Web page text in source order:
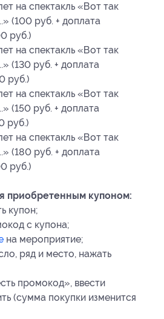
на спектакль «Вот так
(100 руб. + доплата
руб.)
на спектакль «Вот так
(130 руб. + доплата
руб.)
на спектакль «Вот так
(150 руб. + доплата
руб.)
на спектакль «Вот так
(180 руб. + доплата
руб.)
приобретенным купоном:
купон;
с купона;
на мероприятие;
ряд и место, нажать
промокод», ввести
(сумма покупки изменится